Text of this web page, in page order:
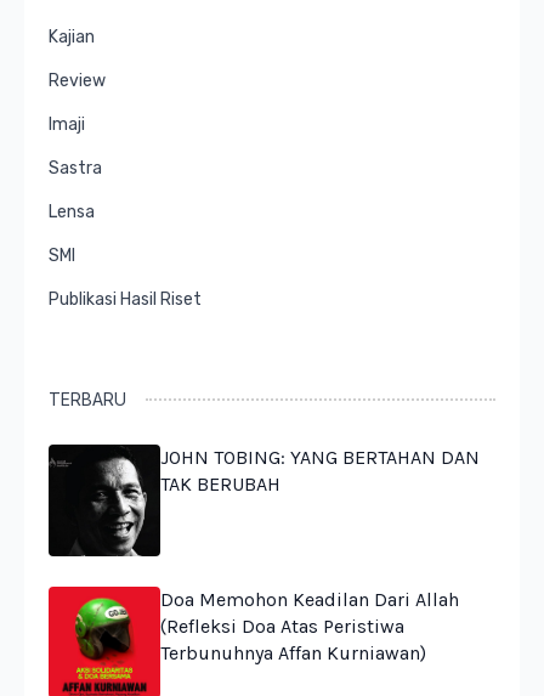
Kajian
Review
Imaji
Sastra
Lensa
SMI
Publikasi Hasil Riset
TERBARU
JOHN TOBING: YANG BERTAHAN DAN
TAK BERUBAH
Doa Memohon Keadilan Dari Allah
(Refleksi Doa Atas Peristiwa
Terbunuhnya Affan Kurniawan)